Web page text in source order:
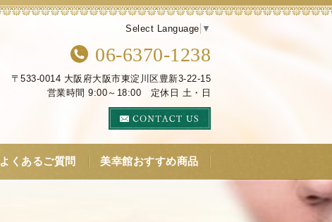
Select Language ▼
06-6370-1238
〒533-0014 大阪府大阪市東淀川区豊新3-22-15
営業時間 9:00～18:00 定休日 土・日
よくあるご質問 美幸館おすすめ商品